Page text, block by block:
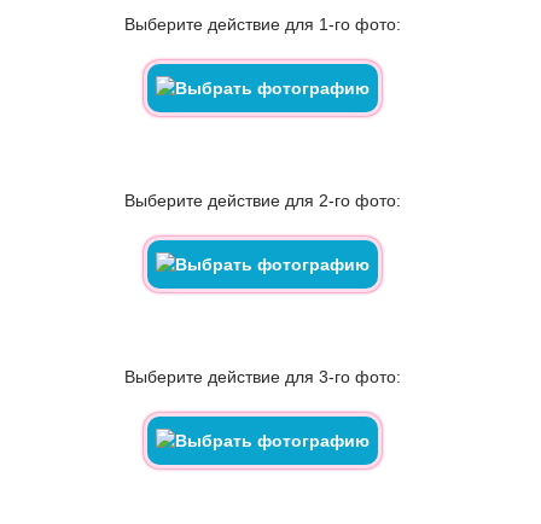
Выберите действие для 1-го фото:
Выберите действие для 2-го фото:
Выберите действие для 3-го фото: